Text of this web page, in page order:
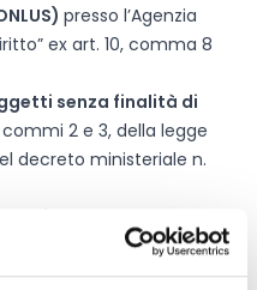
presso l’Agenzia
ex art. 10, comma 8
senza finalità di
2 e 3, della legge
decreto ministeriale n.
già appartenenti ad una